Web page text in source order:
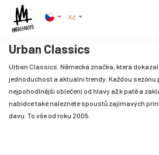
Kč
Urban Classics
Urban Classics. Německá značka, která
jednoduchost a aktuální trendy. Každou sezónu
nejpohodlnější oblečení od hlavy až k patě a
nabídce také naleznete spoustů zajímavých
davu. To vše od roku 2005.